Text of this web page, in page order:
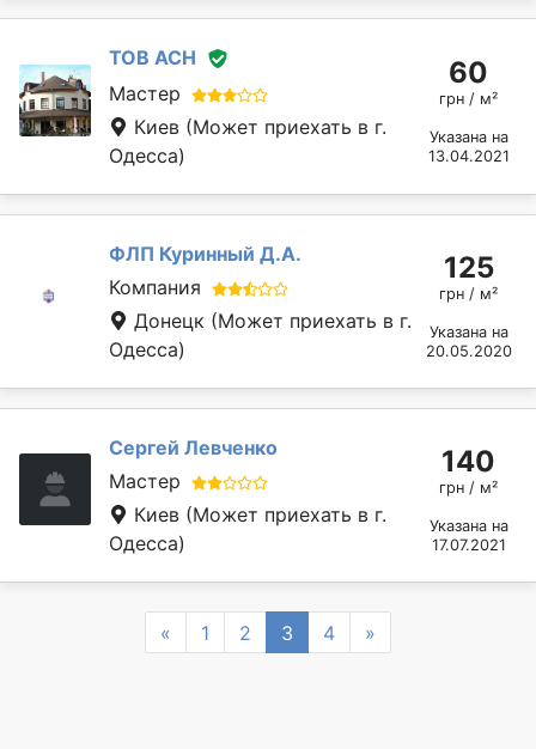
ТОВ АСН
Мастер
Киев (Может приехать в г.
Одесса)
60
грн / м²
Указана на
13.04.2021
ФЛП Куринный Д.А.
Компания
Донецк (Может приехать в г.
Одесса)
125
грн / м²
Указана на
20.05.2020
Сергей Левченко
Мастер
Киев (Может приехать в г.
Одесса)
140
грн / м²
Указана на
17.07.2021
« Previous
1 2 3 4 »